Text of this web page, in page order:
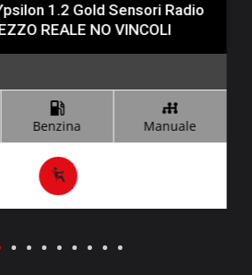
1.2 Gold Sensori Radio
REALE NO VINCOLI
Benzina Manuale